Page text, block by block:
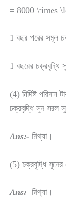
= 8000 \times
1 বছর পরের সমূল
1 বছরের
(4) নির্দিষ্ট পরিমান
চক্রবৃদ্ধি সুদ সরল
Ans:- মিথ্যা।
(5) চক্রবৃদ্ধি সুদের
Ans:- মিথ্যা।